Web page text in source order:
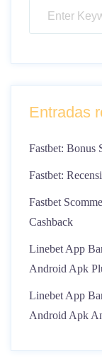
Entradas
Fastbet: Bonus
Fastbet:
Fastbet
Cashback
Linebet App
Android Apk
Linebet App
Android Apk